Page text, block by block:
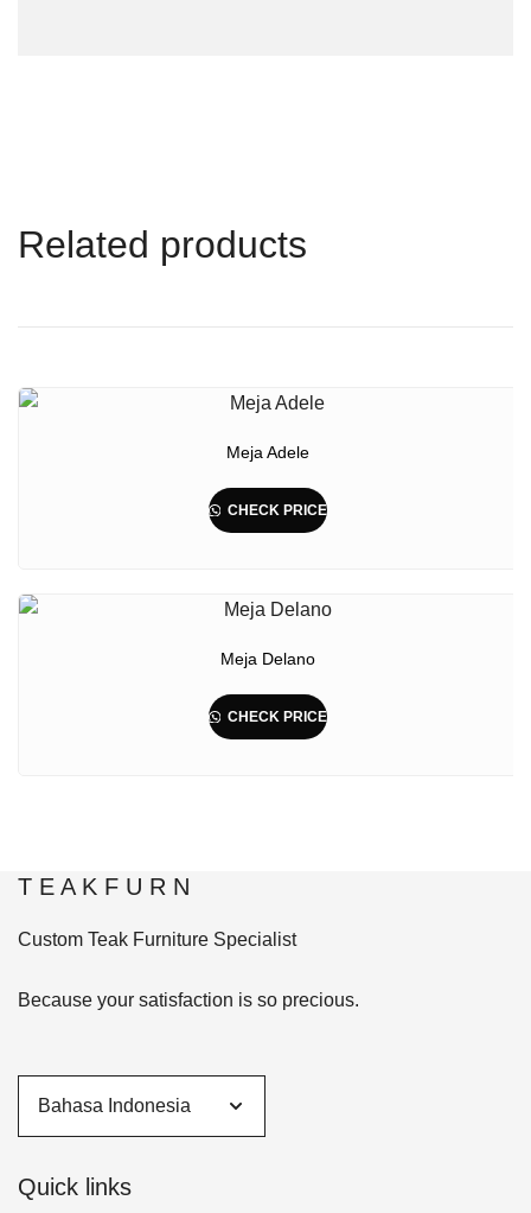
Related products
Meja Adele
CHECK PRICE
Meja Delano
CHECK PRICE
T E A K F U R N
Custom Teak Furniture Specialist
Because your satisfaction is so precious.
Quick links